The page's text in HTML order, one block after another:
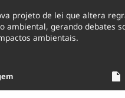
projeto de lei que altera
ambiental, gerando debates
ambientais.